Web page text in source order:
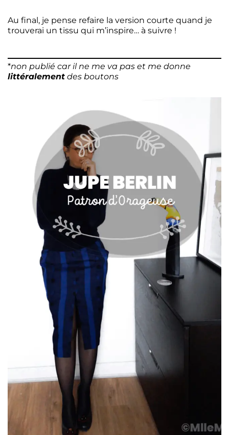
Au final, je pense refaire la version courte quand je
trouverai un tissu qui m’inspire… à suivre !
*non publié car il ne me va pas et me donne
littéralement des boutons